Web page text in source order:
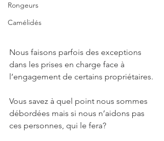
Rongeurs
Camélidés
Nous faisons parfois des exceptions
dans les prises en charge face à
l’engagement de certains propriétaires.
Vous savez à quel point nous sommes
débordées mais si nous n’aidons pas
ces personnes, qui le fera?